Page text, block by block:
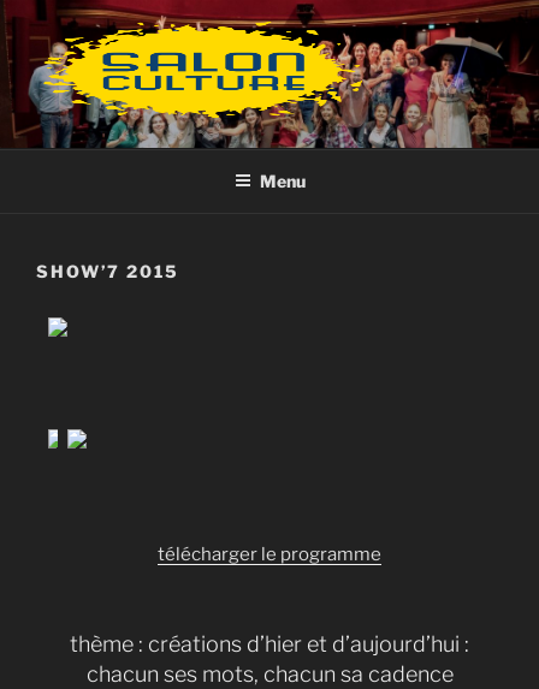
Aller
au
contenu
principal
Menu
SHOW’7 2015
télécharger le programme
thème : créations d’hier et d’aujourd’hui :
chacun ses mots, chacun sa cadence